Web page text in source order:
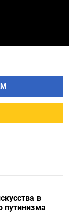
в
путинизма